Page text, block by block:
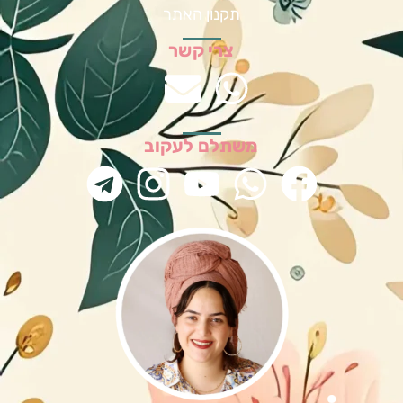
תקנון האתר
צרי קשר
משתלם לעקוב